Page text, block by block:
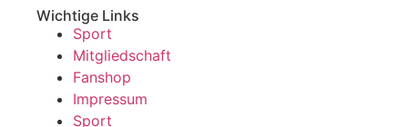
Wichtige Links
Sport
Mitgliedschaft
Fanshop
Impressum
Sport